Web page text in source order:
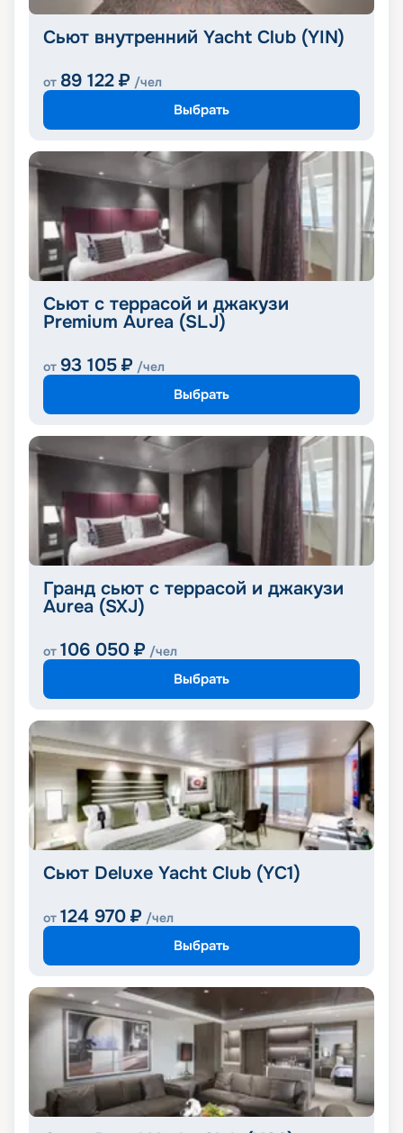
Сьют внутренний Yacht Club (YIN)
от 89 122 ₽ /чел
Выбрать
Сьют с террасой и джакузи
Premium Aurea (SLJ)
от 93 105 ₽ /чел
Выбрать
Гранд сьют с террасой и джакузи
Aurea (SXJ)
от 106 050 ₽ /чел
Выбрать
Сьют Deluxe Yacht Club (YC1)
от 124 970 ₽ /чел
Выбрать